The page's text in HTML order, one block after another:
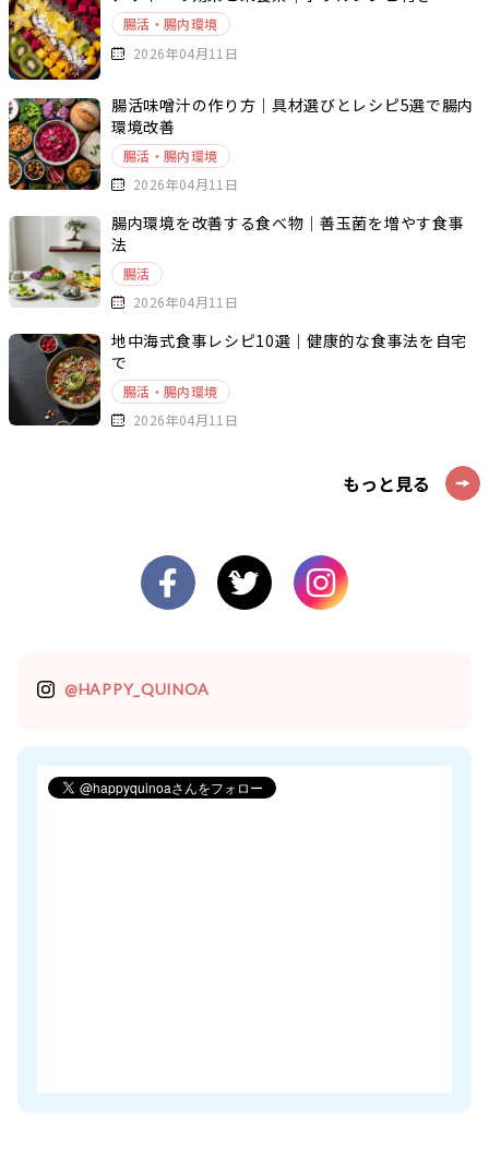
腸活・腸内環境
2026年04月11日
腸活味噌汁の作り方｜具材選びとレシピ5選で腸内
環境改善
腸活・腸内環境
2026年04月11日
腸内環境を改善する食べ物｜善玉菌を増やす食事
法
腸活
2026年04月11日
地中海式食事レシピ10選｜健康的な食事法を自宅
で
腸活・腸内環境
2026年04月11日
もっと見る
@HAPPY_QUINOA